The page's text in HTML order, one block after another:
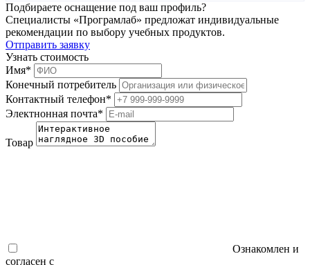
Подбираете оснащение под ваш профиль?
Специалисты «Програмлаб» предложат индивидуальные
рекомендации по выбору учебных продуктов.
Отправить заявку
Узнать стоимость
Имя*
Конечный потребитель
Контактный телефон*
Электнонная почта*
Товар
Ознакомлен и
согласен с